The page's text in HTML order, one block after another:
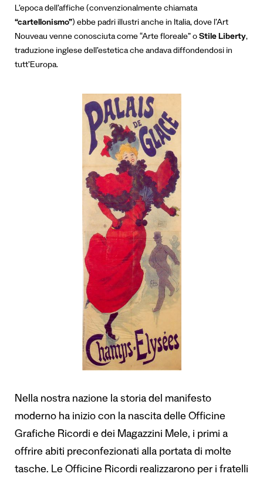
L’epoca dell’affiche (convenzionalmente chiamata
“cartellonismo”) ebbe padri illustri anche in Italia, dove l’Art
Nouveau venne conosciuta come “Arte floreale” oStile Liberty,
traduzione inglese dell’estetica che andava diffondendosi in
tutt’Europa.
Nella nostra nazione la storia del manifesto
moderno ha inizio con la nascita delle Officine
Grafiche Ricordi e dei Magazzini Mele, i primi a
offrire abiti preconfezionati alla portata di molte
tasche. Le Officine Ricordi realizzarono per i fratelli